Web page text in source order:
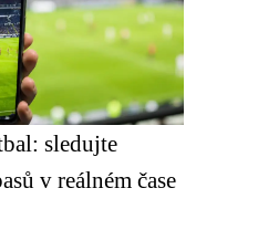
sledujte
v reálném čase